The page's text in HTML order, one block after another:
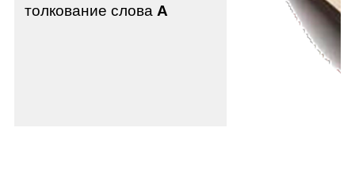
толкование слова А